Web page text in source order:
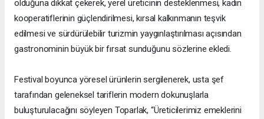
olduğuna dikkat çekerek, yerel üreticinin desteklenmesi, kadın
kooperatiflerinin güçlendirilmesi, kırsal kalkınmanın teşvik
edilmesi ve sürdürülebilir turizmin yaygınlaştırılması açısından
gastronominin büyük bir fırsat sunduğunu sözlerine ekledi.
Festival boyunca yöresel ürünlerin sergilenerek, usta şef
tarafından geleneksel tariflerin modern dokunuşlarla
buluşturulacağını söyleyen Toparlak, “Üreticilerimiz emeklerini